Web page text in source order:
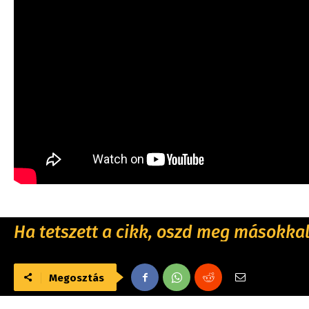
Ha tetszett a cikk, oszd meg
Megosztás